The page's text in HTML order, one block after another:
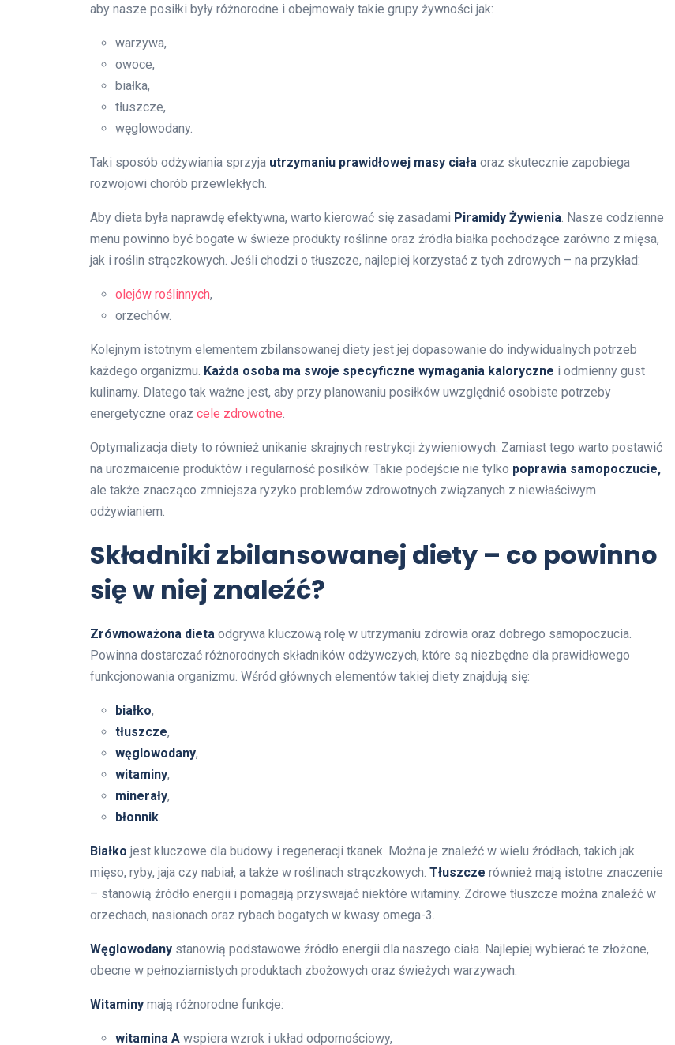
aby nasze posiłki były różnorodne i obejmowały takie grupy żywności jak:
warzywa,
owoce,
białka,
tłuszcze,
węglowodany.
Taki sposób odżywiania sprzyja utrzymaniu prawidłowej masy ciała oraz skutecznie zapobiega
rozwojowi chorób przewlekłych.
Aby dieta była naprawdę efektywna, warto kierować się zasadami Piramidy Żywienia . Nasze codzienne
menu powinno być bogate w świeże produkty roślinne oraz źródła białka pochodzące zarówno z mięsa,
jak i roślin strączkowych. Jeśli chodzi o tłuszcze, najlepiej korzystać z tych zdrowych – na przykład:
olejów roślinnych,
orzechów.
Kolejnym istotnym elementem zbilansowanej diety jest jej dopasowanie do indywidualnych potrzeb
każdego organizmu. Każda osoba ma swoje specyficzne wymagania kaloryczne i odmienny gust
kulinarny. Dlatego tak ważne jest, aby przy planowaniu posiłków uwzględnić osobiste potrzeby
energetyczne oraz cele zdrowotne
Optymalizacja diety to również unikanie skrajnych restrykcji żywieniowych. Zamiast tego warto postawić
na urozmaicenie produktów i regularność posiłków. Takie podejście nie tylko poprawia samopoczucie,
ale także znacząco zmniejsza ryzyko problemów zdrowotnych związanych z niewłaściwym
odżywianiem.
Składniki zbilansowanej diety – co powinno
się w niej znaleźć?
Zrównoważona dieta odgrywa kluczową rolę w utrzymaniu zdrowia oraz dobrego samopoczucia.
Powinna dostarczać różnorodnych składników odżywczych, które są niezbędne dla prawidłowego
funkcjonowania organizmu. Wśród głównych elementów takiej diety znajdują się:
białko,
tłuszcze,
węglowodany,
witaminy,
minerały,
błonnik
Białko jest kluczowe dla budowy i regeneracji tkanek. Można je znaleźć w wielu źródłach, takich jak
mięso, ryby, jaja czy nabiał, a także w roślinach strączkowych. Tłuszcze również mają istotne znaczenie
– stanowią źródło energii i pomagają przyswajać niektóre witaminy. Zdrowe tłuszcze można znaleźć w
orzechach, nasionach oraz rybach bogatych w kwasy omega-3.
Węglowodany stanowią podstawowe źródło energii dla naszego ciała. Najlepiej wybierać te złożone,
obecne w pełnoziarnistych produktach zbożowych oraz świeżych warzywach.
Witaminy mają różnorodne funkcje:
witamina A wspiera wzrok i układ odpornościowy,